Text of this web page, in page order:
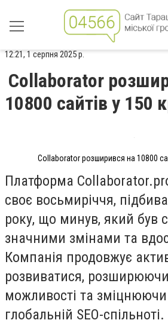
12:21, 1 серпня 2025 р.
Collaborator
10800 сайтів у 150
Collaborator розширився на 10800
Платформа
своє восьмиріччя,
року, що минув, який був
значними змінами та
Компанія продовжує
розвиватися, розширюючи
можливості та зміцнюючи
глобальній SEO-спільноті.